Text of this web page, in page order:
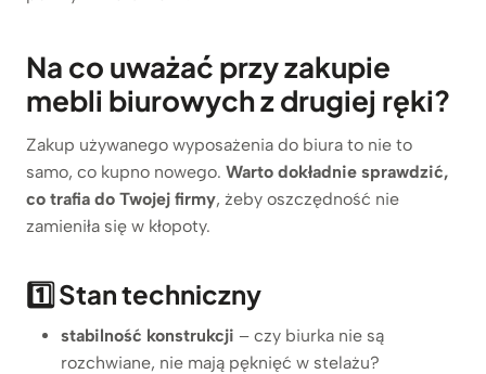
Na co uważać przy zakupie
mebli biurowych z drugiej ręki?
Zakup używanego wyposażenia do biura to nie to
samo, co kupno nowego. Warto dokładnie sprawdzić,
co trafia do Twojej firmy, żeby oszczędność nie
zamieniła się w kłopoty.
1️⃣ Stan techniczny
stabilność konstrukcji – czy biurka nie są
rozchwiane, nie mają pęknięć w stelażu?